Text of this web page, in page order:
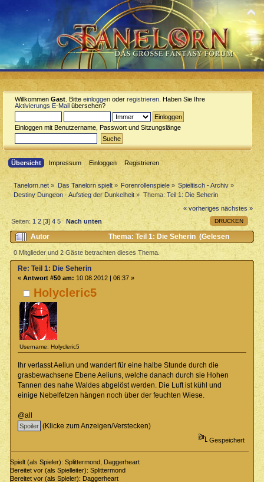
Willkommen Gast . Bitte einloggen oder registrieren . Haben Sie Ihre
Aktivierungs E-Mail übersehen?
Einloggen mit Benutzername, Passwort und Sitzungslänge
Übersicht Impressum Einloggen Registrieren
Tanelorn.net » Das Tanelorn spielt» Forenrollenspiele» Spieltisch - Archiv »
Destiny Dungeon - Aufstieg der Dunkelheit » Thema: Teil 1: Die Seherin
« vorheriges nächstes »
DRUCKEN
Seiten:1 2[3]4 5 Nach unten
Autor
Thema: Teil 1: Die Seherin (Gelesen
25738 mal)
0 Mitglieder und 2 Gäste betrachten dieses Thema.
Holycleric5
Username: Holycleric5
Re: Teil 1: Die Seherin
« Antwort #50 am: 10.08.2012 | 06:37 »
Ihr verlasst Aeliun und wandert für eine halbe Stunde durch die
grasbewachsene Ebene Aeliuns, welche danach durch sie Hohen
Tannen des nahe Waldes abgelöst werden. Die Luft ist kühl und
einige Nebelfetzen hängen noch über der feuchten Wiese.
@all
(Klicke zum Anzeigen/Verstecken)
Gespeichert
Spielt (als Spieler): Splittermond, Daggerheart
Bereitet vor (als Spielleiter): Splittermond
Bereitet vor (als Spieler): Daggerheart